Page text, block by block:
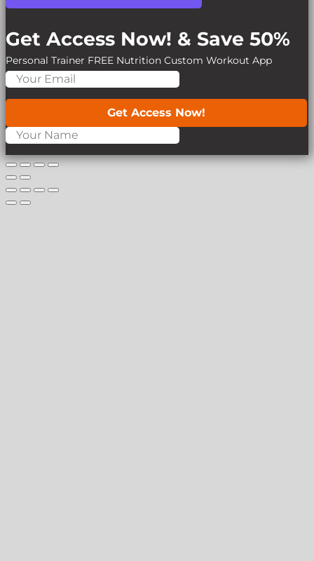
Get Access Now! & Save 50%
Personal Trainer FREE Nutrition Custom Workout App
Get Access Now!